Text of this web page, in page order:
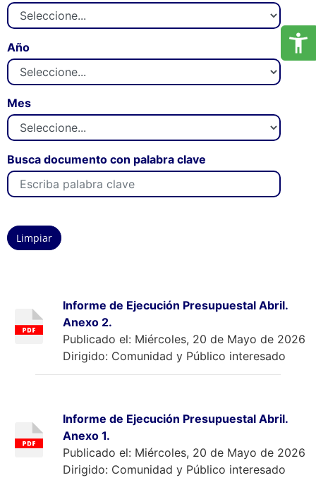
Año
Mes
Busca documento con palabra clave
Limpiar
Informe de Ejecución Presupuestal Abril.
Anexo 2.
Publicado el: Miércoles, 20 de Mayo de 2026
Dirigido: Comunidad y Público interesado
Informe de Ejecución Presupuestal Abril.
Anexo 1.
Publicado el: Miércoles, 20 de Mayo de 2026
Dirigido: Comunidad y Público interesado